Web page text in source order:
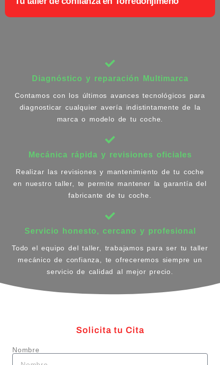
Diagnóstico y reparación Multimarca
Contamos con los últimos avances tecnológicos para
diagnosticar cualquier avería indistintamente de la
marca o modelo de tu coche.
Mecánica rápida y revisiones oficiales
Realizar las revisiones y mantenimiento de tu coche
en nuestro taller, te permite mantener la garantía del
fabricante de tu coche.
Servicio honesto, cercano y profesional
Todo el equipo del taller, trabajamos para ser tu taller
mecánico de confianza, te ofreceremos siempre un
servicio de calidad al mejor precio.
Solicita tu Cita
Nombre